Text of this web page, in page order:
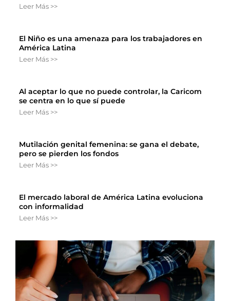
Leer Más >>
El Niño es una amenaza para los trabajadores en
América Latina
Leer Más >>
Al aceptar lo que no puede controlar, la Caricom
se centra en lo que sí puede
Leer Más >>
Mutilación genital femenina: se gana el debate,
pero se pierden los fondos
Leer Más >>
El mercado laboral de América Latina evoluciona
con informalidad
Leer Más >>